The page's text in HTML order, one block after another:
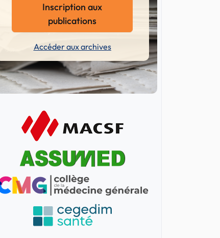
Inscription aux
publications
Accéder aux archives